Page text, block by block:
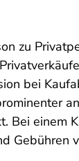
zu
bei
Bei
Gebühren